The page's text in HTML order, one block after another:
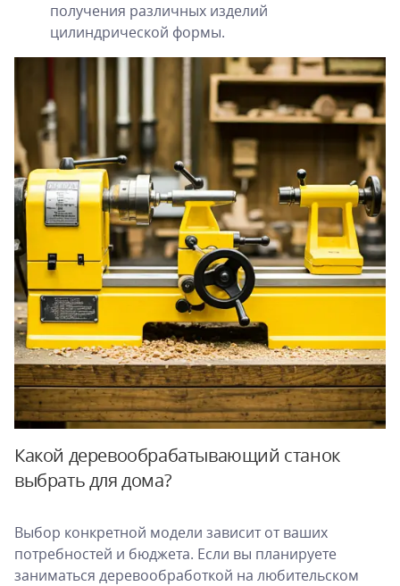
получения различных изделий
цилиндрической формы.
Какой деревообрабатывающий станок
выбрать для дома?
Выбор конкретной модели зависит от ваших
потребностей и бюджета. Если вы планируете
заниматься деревообработкой на любительском